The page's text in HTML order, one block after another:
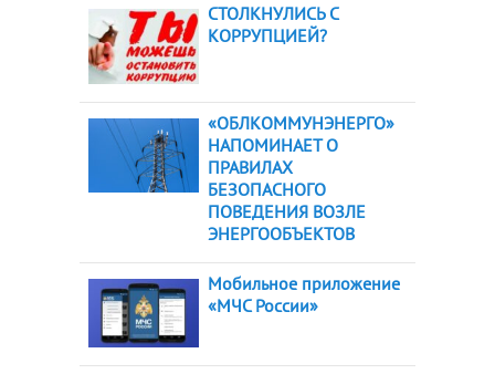
СТОЛКНУЛИСЬ С
КОРРУПЦИЕЙ?
«ОБЛКОММУНЭНЕРГО»
НАПОМИНАЕТ О
ПРАВИЛАХ
БЕЗОПАСНОГО
ПОВЕДЕНИЯ ВОЗЛЕ
ЭНЕРГООБЪЕКТОВ
Мобильное приложение
«МЧС России»